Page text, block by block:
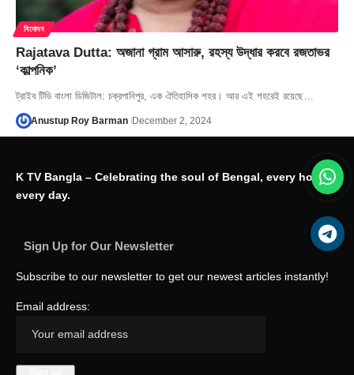
বিনোদন
Rajatava Dutta: অজানা গ্রাম আসারু, রহস্য উদ্ধার করবে রজতাভর
‘কাল্পনিক’
ট্রাইব টিভি বাংলা ডিজিটাল: চক্রপানিপুর, এক ঐতিহাসিক শহর। আর এই শহরেই রয়েছে…
Anustup Roy Barman December 2, 2024
K TV Bangla – Celebrating the soul of Bengal, every hour,
every day.
Sign Up for Our Newsletter
Subscribe to our newsletter to get our newest articles instantly!
Email address: